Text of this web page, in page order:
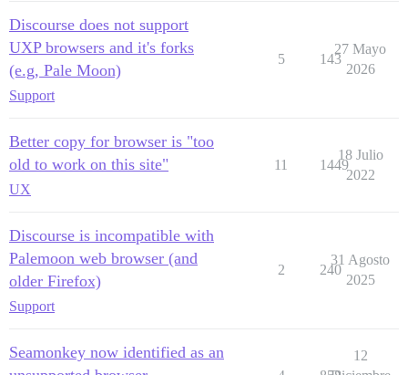
Discourse does not support
UXP browsers and it's forks
(e.g, Pale Moon)
Support
5 143
27 Mayo
2026
Better copy for browser is "too
old to work on this site"
UX
11 1449
18 Julio
2022
Discourse is incompatible with
Palemoon web browser (and
older Firefox)
Support
2 240
31 Agosto
2025
Seamonkey now identified as an
12